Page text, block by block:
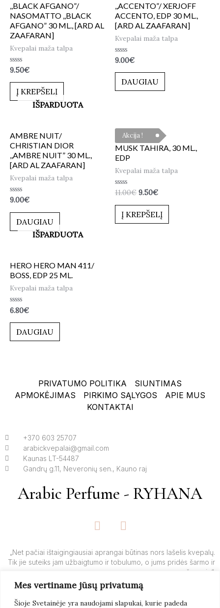
Mes vertiname jūsų privatumą
Šioje Svetainėje yra naudojami slapukai, kurie padeda
,,BLACK AFGANO”/
NASOMATTO ,,BLACK
AFGANO” 30 ML., [ARD AL
ZAAFARAN]
Kvepalai maža talpa
Įvertinimas:
iš
9.50€
Į KREPŠELĮ
,,ACCENTO”/ XERJOFF
ACCENTO, EDP 30 ML.,
[ARD AL ZAAFARAN]
Kvepalai maža talpa
Įvertinimas:
iš
9.00€
DAUGIAU
IŠPARDUOTA
AMBRE NUIT/
CHRISTIAN DIOR
,,AMBRE NUIT” 30 ML.,
[ARD AL ZAAFARAN]
Kvepalai maža talpa
Įvertinimas:
iš
9.00€
DAUGIAU
Akcija !
MUSK TAHIRA, 30 ML.,
EDP
Kvepalai maža talpa
Įvertinimas:
iš
11.00€ 9.50€
Į KREPŠELĮ
IŠPARDUOTA
HERO HERO MAN 411/
BOSS, EDP 25 ML.
Kvepalai maža talpa
Įvertinimas:
iš
6.80€
DAUGIAU
PRIVATUMO POLITIKA
SIUNTIMAS
APMOKĖJIMAS
PIRKIMO SĄLYGOS
APIE MUS
KONTAKTAI
+370 603 25707
arabickvepalai@gmail.com
Kaunas LT-54487
Gandrų g.11, Neveronių sen., Kauno raj
Arabic Perfume - RYHANA
F
a
e
b
o
k
I
n
t
a
g
r
a
„Net pačiai ištaigingiausiai aprangai būtinas nors lašelis kvepalų.
Tik jie suteiks jam užbaigtumo ir tobulumo, o jums pridės šarmo ir
žavesio“.